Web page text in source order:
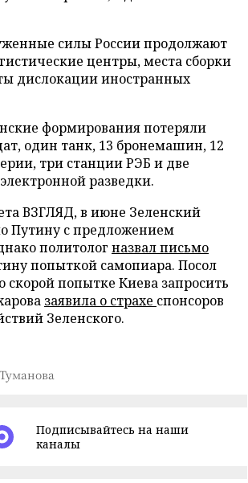
силы России продолжают
центры, места сборки
дислокации иностранных
формирования потеряли
один танк, 13 бронемашин, 12
три станции РЭБ и две
разведки.
ВЗГЛЯД, в июне Зеленский
Путину с предложением
политолог назвал письмо
попыткой самопиара. Посол
о скорой попытке Киева запросить
заявила о страхе спонсоров
Зеленского.
Подписывайтесь на наши
каналы